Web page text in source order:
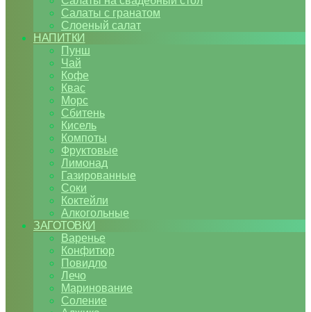
Салаты с гранатом
Слоеный салат
НАПИТКИ
Пунш
Чай
Кофе
Квас
Морс
Сбитень
Кисель
Компоты
Фруктовые
Лимонад
Газированные
Соки
Коктейли
Алкогольные
ЗАГОТОВКИ
Варенье
Конфитюр
Повидло
Лечо
Маринование
Соление